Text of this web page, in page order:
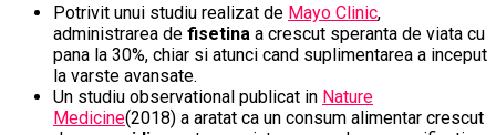
Potrivit unui studiu realizat de Mayo Clinic,
administrarea de fisetina a crescut speranta de viata cu
pana la 30%, chiar si atunci cand suplimentarea a inceput
la varste avansate.
Un studiu observational publicat in Nature
Medicine(2018) a aratat ca un consum alimentar crescut